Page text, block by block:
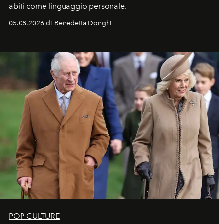
abiti come linguaggio personale.
05.08.2026 di Benedetta Donghi
POP CULTURE